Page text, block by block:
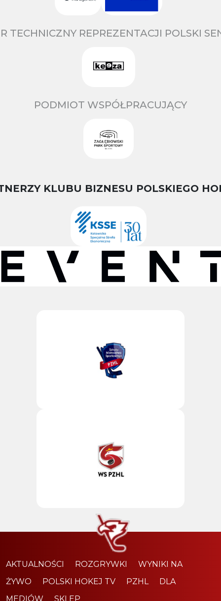
TECHNICZNY REPREZENTACJI POLSKI
PODMIOT WSPÓŁPRACUJĄCY
KLUBU BIZNESU POLSKIEGO
AKTUALNOŚCI ROZGRYWKI
WYNIKI NA
ŻYWO
POLSKI HOKEJ TV PZHL
DLA
MEDIÓW
SKLEP